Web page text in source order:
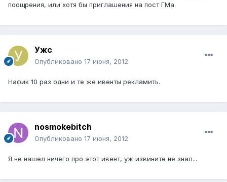
поощрения, или хотя бы приглашения на пост ГМа.
Ужс
Опубликовано 17 июня, 2012
Нафик 10 раз одни и те же ивенты рекламить.
nosmokebitch
Опубликовано 17 июня, 2012
Я не нашел ничего про этот ивент, уж извините не знал...